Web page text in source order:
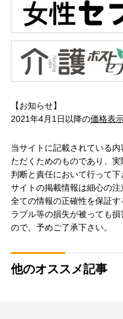
【お知らせ】
2021年4月1日以降の価格表
当サイトに記載されている
ただくためのものであり、
判断と責任において行って
サイトの掲載情報は細心の
全ての情報の正確性を保証
ラブル等の損失が被っても
ので、予めご了承下さい。
他のオススメ記事